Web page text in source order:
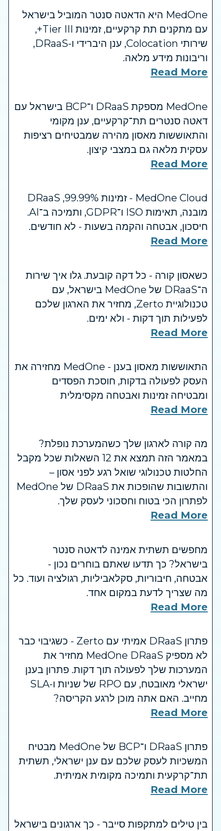
MedOne היא הדאטה סנטר המוביל בישראל
עם מתקנים תת קרקעיים, זמינות Tier III+,
שירותי Colocation, ענן היברידי ו-DRaaS,
וריבונות מידע מלאה.
Read More
MedOne מספקת DRaaS ו־BCP בישראל עם
דאטה סנטרים תת־קרקעיים, ענן מקומי
והתאוששות מאסון מהירה שמבטיחים רציפות
עסקית מלאה גם במצבי קיצון.
Read More
MedOne Cloud - זמינות ‎99.99%, ‏DRaaS
מובנה, תאימות ‏ISO ו־GDPR, ותמיכה ב־AI.
חיסכון, אבטחה והקמה בשעות - לא חודשים.
Read More
כשאסון קורה - כל דקה קובעת. גלו איך שירות
ה־DRaaS של MedOne בישראל, עם
טכנולוגיית Zerto, מחזיר את הארגון שלכם
לפעילות תוך דקות - ולא ימים.
Read More
התאוששות מאסון בענן - MedOne מחזירה את
העסק לפעולה בדקות, חוסכת הפסדים
ומבטיחה זמינות ואבטחה מקסימלית
Read More
מה קורה לארגון שלך כשהמערכת נופלת?
במאמר הזה תמצא את 12 השאלות שכל מקבל
החלטות טכנולוגי שואל רגע לפני אסון –
והתשובות שהופכות את DRaaS של MedOne
לפתרון הכי בטוח וחסכוני לעסק שלך.
Read More
מחפשים תשתית אמינה לדאטה סנטר
בישראל? כך תדעו שאתם בוחרים נכון -
אבטחה, חיבוריות, סקלאביליות, רגולציה ועוד. כל
מה שצריך לדעת במקום אחד.
Read More
פתרון DRaaS אמיתי עם Zerto - כשגיבוי כבר
לא מספיק MedOne DRaaS מחזיר את
המערכות שלך לפעולה תוך דקות. פתרון בענן
ישראלי מאובטח, עם RPO של שניות ו-SLA
מחייב. האם אתה מוכן לרגע הקריסה?
Read More
פתרון DRaaS ו־BCP של MedOne מבטיח
המשכיות לעסק שלכם עם ענן ישראלי, תשתית
תת־קרקעית ותמיכה מקומית אמיתית.
Read More
בין טילים למתקפות סייבר - כך ארגונים בישראל